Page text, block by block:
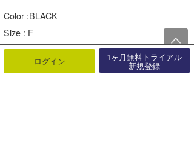
Color :BLACK
Size : F
Material : Nylon 93%
Polyurethane 7%
ログイン 1ヶ月無料トライアル
新規登録